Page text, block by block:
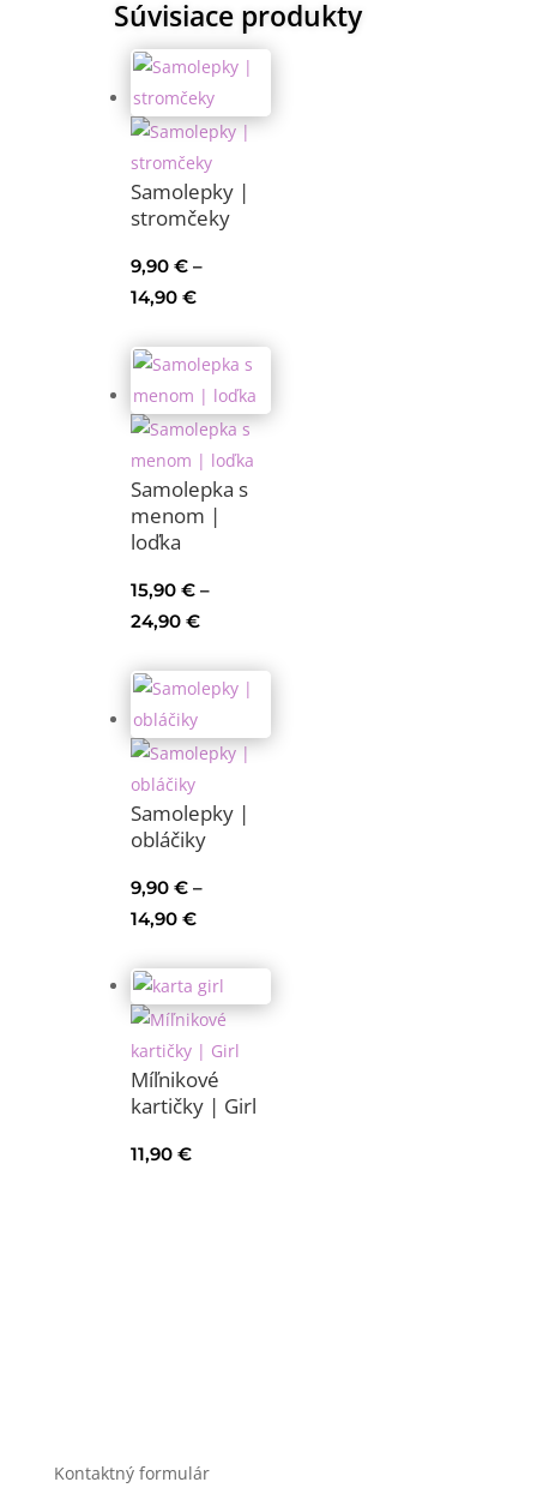
Súvisiace produkty
Samolepky |
stromčeky
9,90 € –
14,90 €Price
9,90 €
through
14,90 €
Samolepka s
menom |
loďka
15,90 € –
24,90 €Price
15,90 €
24,90 €
Samolepky |
obláčiky
9,90 € –
14,90 €Price
9,90 €
through
14,90 €
Míľnikové
kartičky | Girl
11,90 €
Kontaktný formulár